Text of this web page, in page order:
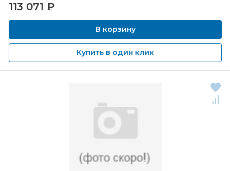
113 071 ₽
В корзину
Купить в один клик